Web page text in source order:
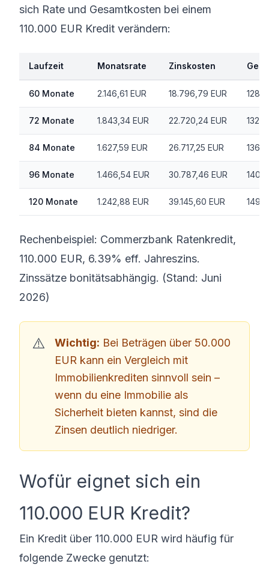
sich Rate und Gesamtkosten bei einem
110.000 EUR Kredit verändern:
Laufzeit Monatsrate Zinskosten
60 Monate 2.146,61 EUR 18.796,79 EUR
72 Monate 1.843,34 EUR 22.720,24 EUR
84 Monate 1.627,59 EUR 26.717,25 EUR
96 Monate 1.466,54 EUR 30.787,46 EUR
120 Monate 1.242,88 EUR 39.145,60 EUR
Rechenbeispiel: Commerzbank Ratenkredit,
110.000 EUR, 6.39% eff. Jahreszins.
Zinssätze bonitätsabhängig. (Stand: Juni
2026)
Wichtig: Bei Beträgen über 50.000
EUR kann ein Vergleich mit
Immobilienkrediten sinnvoll sein –
wenn du eine Immobilie als
Sicherheit bieten kannst, sind die
Zinsen deutlich niedriger.
Wofür eignet sich ein
110.000 EUR Kredit?
Ein Kredit über 110.000 EUR wird häufig für
folgende Zwecke genutzt: